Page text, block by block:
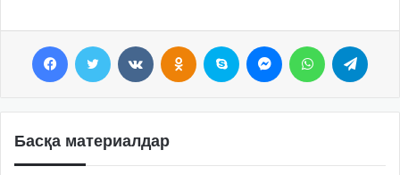
Басқа материалдар